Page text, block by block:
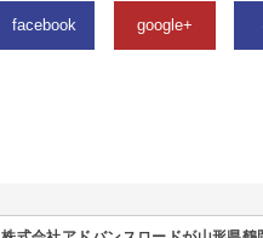
facebook google+